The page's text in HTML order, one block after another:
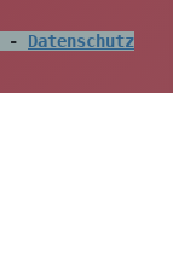
- Datenschutz